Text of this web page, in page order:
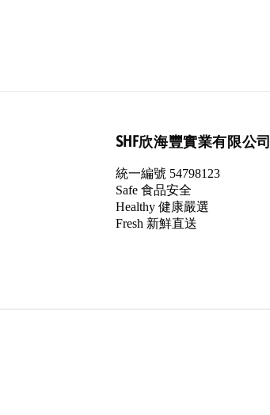
SHF欣海豐實業有限公司
統一編號 54798123
Safe 食品安全
Healthy 健康嚴選
Fresh 新鮮直送